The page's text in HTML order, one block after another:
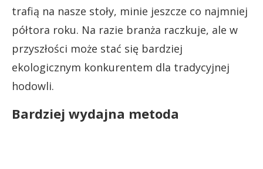
trafią na nasze stoły, minie jeszcze co najmniej
półtora roku. Na razie branża raczkuje, ale w
przyszłości może stać się bardziej
ekologicznym konkurentem dla tradycyjnej
hodowli.
Bardziej wydajna metoda